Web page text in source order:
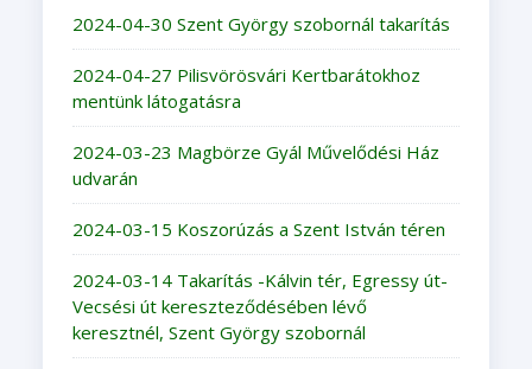
2024-04-30 Szent György szobornál takarítás
2024-04-27 Pilisvörösvári Kertbarátokhoz
mentünk látogatásra
2024-03-23 Magbörze Gyál Művelődési Ház
udvarán
2024-03-15 Koszorúzás a Szent István téren
2024-03-14 Takarítás -Kálvin tér, Egressy út-
Vecsési út kereszteződésében lévő
keresztnél, Szent György szobornál